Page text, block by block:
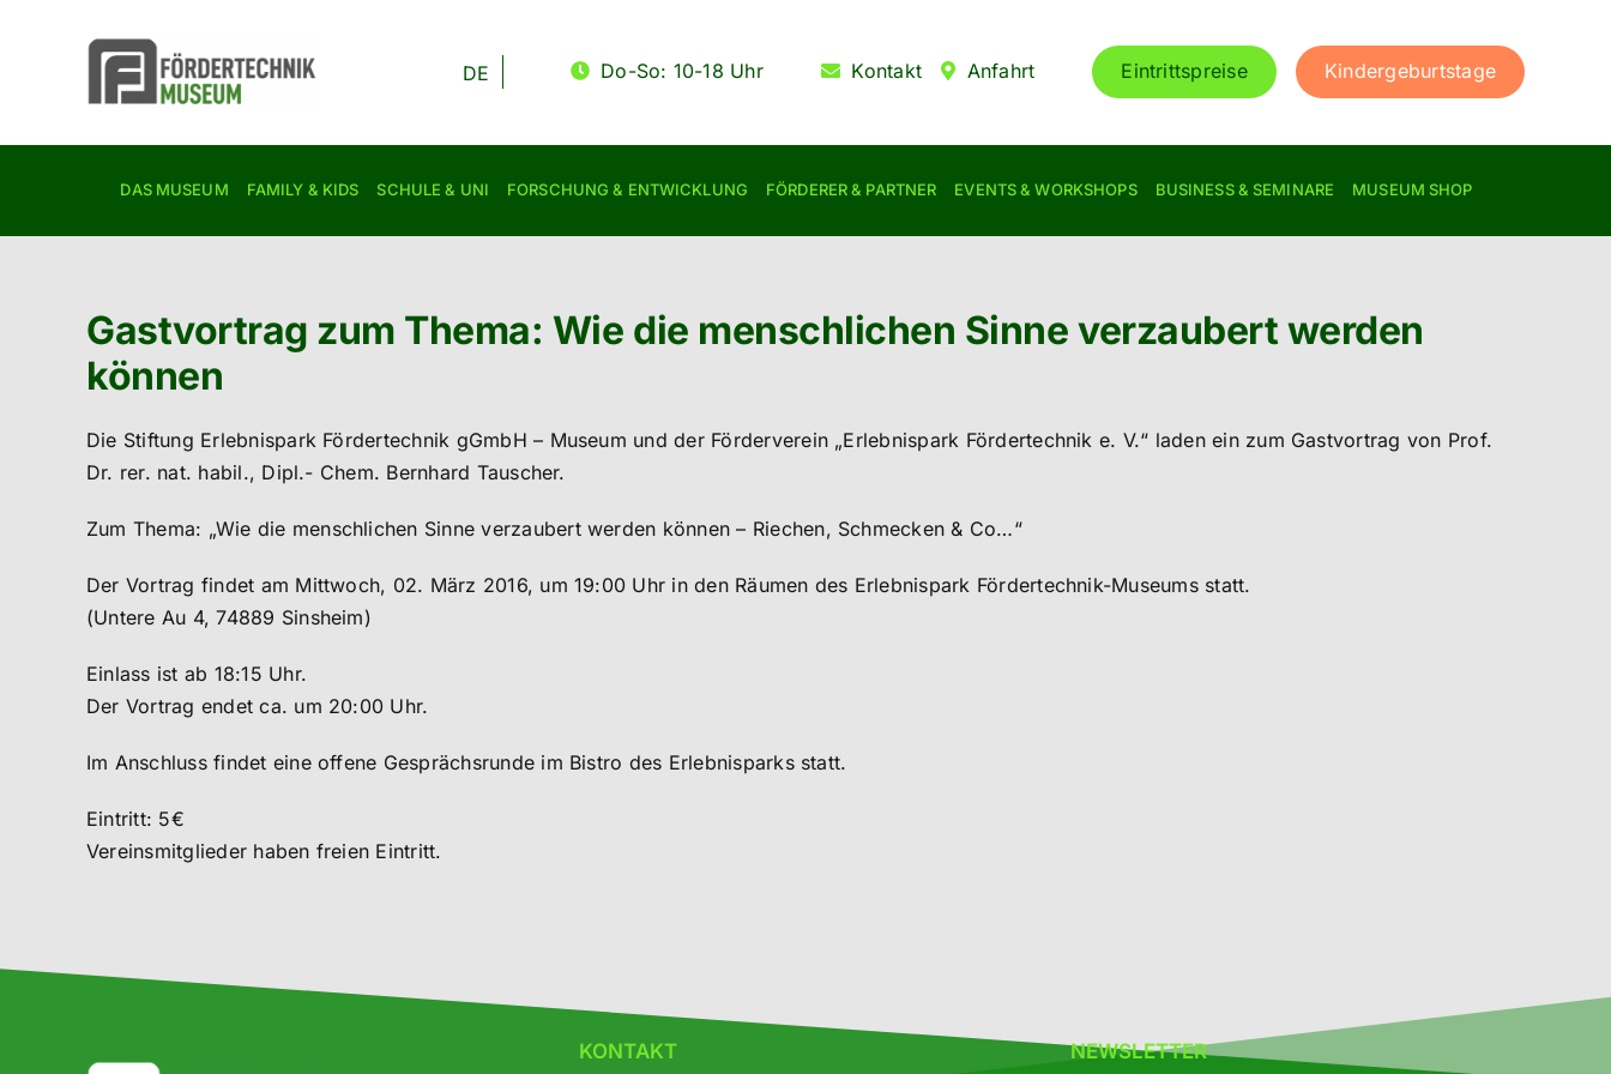
DE Do-So: 10-18 Uhr Kontakt Anfahrt Eintrittspreise Kindergeburtstage
DAS MUSEUM FAMILY & KIDS SCHULE & UNI FORSCHUNG & ENTWICKLUNG FÖRDERER & PARTNER EVENTS & WORKSHOPS BUSINESS & SEMINARE MUSEUM SHOP
Gastvortrag zum Thema: Wie die menschlichen Sinne verzaubert werden
können
Die Stiftung Erlebnispark Fördertechnik gGmbH – Museum und der Förderverein „Erlebnispark Fördertechnik e. V.“ laden ein zum Gastvortrag von Prof.
Dr. rer. nat. habil., Dipl.- Chem. Bernhard Tauscher.
Zum Thema: „Wie die menschlichen Sinne verzaubert werden können – Riechen, Schmecken & Co…“
Der Vortrag findet am Mittwoch, 02. März 2016, um 19:00 Uhr in den Räumen des Erlebnispark Fördertechnik-Museums statt.
(Untere Au 4, 74889 Sinsheim)
Einlass ist ab 18:15 Uhr.
Der Vortrag endet ca. um 20:00 Uhr.
Im Anschluss findet eine offene Gesprächsrunde im Bistro des Erlebnisparks statt.
Eintritt: 5€
Vereinsmitglieder haben freien Eintritt.
KONTAKT NEWSLETTER